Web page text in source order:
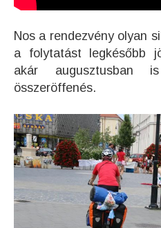
Nos a rendezvény olyan
a folytatást legkésőbb
akár augusztusban
összeröffenés.